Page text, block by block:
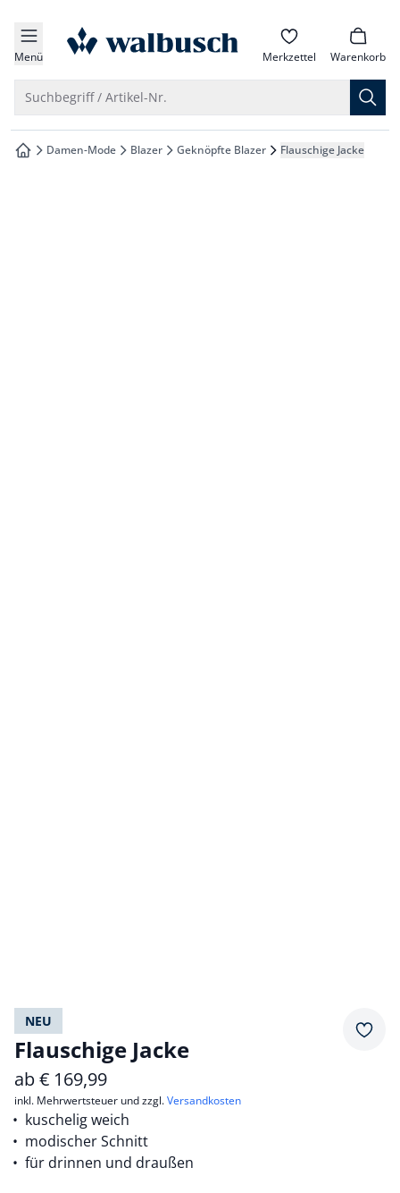
springen
springen
springen
springen
Menü zur Startseite Merkzettel Warenkorb
Suchbegriff / Artikel-Nr.
zur Startseite
Damen-Mode Blazer Geknöpfte Blazer Flauschige Jacke
NEU
Flauschige Jacke
ab€ 169,99
inkl. Mehrwertsteuer und zzgl.Versandkosten
kuschelig weich
modischer Schnitt
für drinnen und draußen